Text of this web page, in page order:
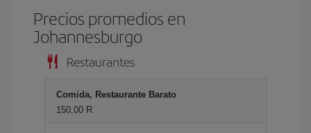
Precios promedios en
Johannesburgo
Restaurantes
Comida, Restaurante Barato
150,00 R